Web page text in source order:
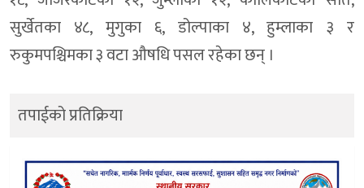
सुर्खेतका ४८, मुगुका ६, डोल्पाका ४, हुम्लाका ३ र
रुकुमपश्चिमका ३ वटा औषधि पसल रहेका छन् ।
तपाईको प्रतिक्रिया